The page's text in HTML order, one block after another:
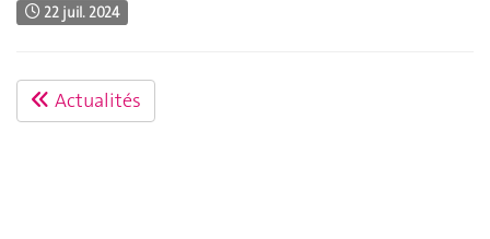
22 juil. 2024
Actualités